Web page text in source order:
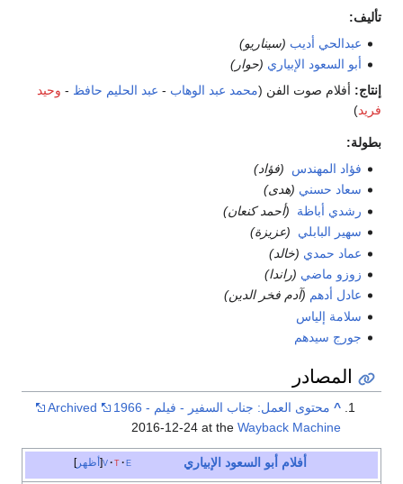
تأليف:
عبدالحي أديب (سيناريو)
أبو السعود الإبياري (حوار)
إنتاج: أفلام صوت الفن (محمد عبد الوهاب - عبد الحليم حافظ - وحيد
فريد)
بطولة:
فؤاد المهندس
(فؤاد)
سعاد حسني (هدى)
رشدي أباظة
(أحمد كنعان)
سهير البابلي
(عزيزة)
عماد حمدي (خالد)
زوزو ماضي (راندا)
عادل أدهم (آدم فخر الدين)
سلامة إلياس
جورج سيدهم
المصادر
^ محتوى العمل: جناب السفير - فيلم - 1966
Archived
2016-12-24 at theWayback Machine
أظهر v t e أفلام أبو السعود الإبياري